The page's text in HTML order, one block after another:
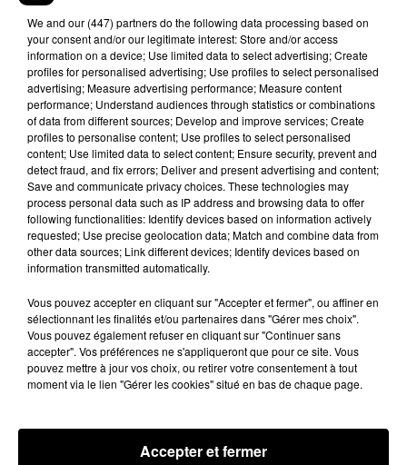
Voir cette publication sur Instagram
Une publication partagée par Lacrim (@officielacrim)
Pour les plus intéressés, les deux produits sont d'orès et déjà
disponiblesjuste iciaux prix de 25€ pour le t-shirt et 45€ pour
le sweat. L'intégralité des recettes sera reversée à
association d'aide humanitaire française fondée en 1864.
Hip-Hop News
5 août 2026
Russ frappe fort avec son nouveau
single « Coulda Shoulda Woulda »
5 août 2026
Tiakola annonce le premier concert de
son WpointM Tour
We and our (447) partnersdo the following data processing based on
your consent and/or our legitimate interest: Store and/or access
information on a device; Use limited data to select advertising; Create
profiles for personalised advertising; Use profiles to select personalised
advertising; Measure advertising performance; Measure content
performance; Understand audiences through statistics or combinations
of data from different sources; Develop and improve services; Create
profiles to personalise content; Use profiles to select personalised
content; Use limited data to select content; Ensure security, prevent and
detect fraud, and fix errors; Deliver and present advertising and content;
Save and communicate privacy choices. These technologies may
process personal data such as IP address and browsing data to offer
following functionalities: Identify devices based on information actively
requested; Use precise geolocation data; Match and combine data from
other data sources; Link different devices; Identify devices based on
information transmitted automatically.
Vous pouvez accepter en cliquant sur "Accepter et fermer", ou affiner en
sélectionnant les finalités et/ou partenaires dans "Gérer mes choix".
Vous pouvez également refuser en cliquant sur "Continuer sans
accepter". Vos préférences ne s'appliqueront que pour ce site. Vous
pouvez mettre à jour vos choix, ou retirer votre consentement à tout
moment via le lien "Gérer les cookies" situé en bas de chaque page.
Accepter et fermer